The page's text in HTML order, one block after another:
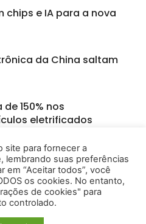
chips e IA para a nova
da China saltam
150% nos
eletrificados
liderança, engenharia
site para fornecer a
lembrando suas preferências
em “Aceitar todos”, você
os cookies. No entanto,
de cookies" para
controlado.